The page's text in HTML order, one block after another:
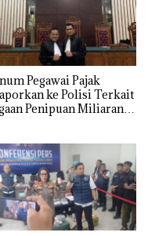
Pegawai Pajak
ke Polisi Terkait
Penipuan Miliaran